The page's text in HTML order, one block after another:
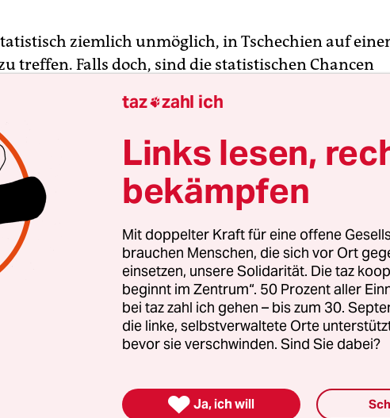
ziemlich unmöglich, in Tschechien auf
treffen. Falls doch, sind die statistischen Chancen
lang beschworene Flüchtlingskrise bleibt jedenfalls
dass die Flüchtlingsgegner nach Deutschland
für Tschechien“ (ApC), die bei den Wahlen 2017
80 Prozent buhlen will, die Flüchtlinge ablehnen,
im Namen an die AfD an: „Die Gründer der ApC
zu den gleichen Werten, Zielen und der gleichen
für Deutschland den deutschen Bürgern
Die ApC wird eine wahre Alternative für die werden,
Freiheit, Nationalstolz, Familie und der
vom Montag.
taz zahl ich
Links lesen,
bekämpfen
Mit doppelter Kraft für eine offene
brauchen Menschen, die sich vor Ort
einsetzen, unsere Solidarität. Die taz
beginnt im Zentrum“. 50 Prozent aller
bei taz zahl ich gehen – bis zum 30.
die linke, selbstverwaltete Orte
bevor sie verschwinden. Sind Sie dabei?
 Ja, ich will